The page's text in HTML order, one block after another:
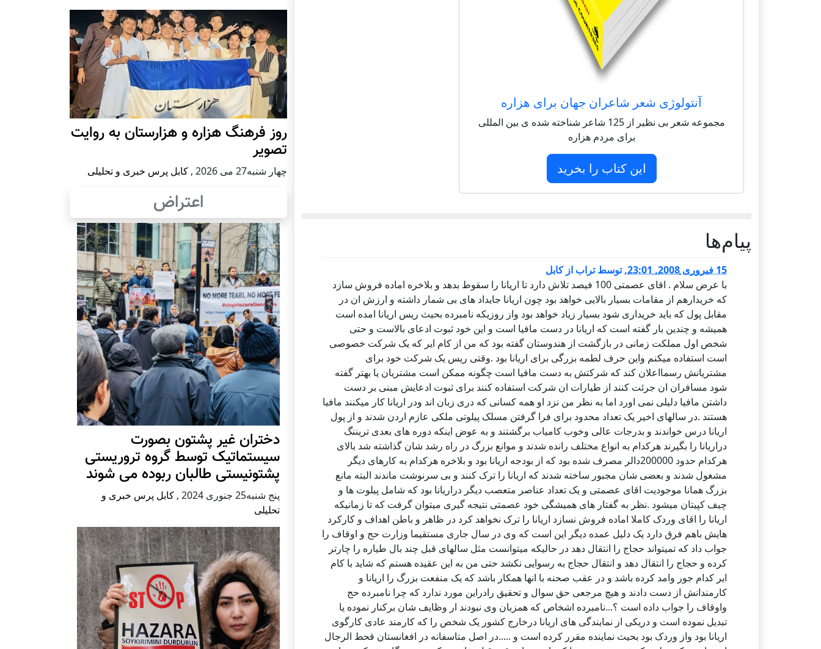
آنتولوژی شعر شاعران جهان برای هزاره
مجموعه شعر بی نظیر از 125 شاعر شناخته شده ی بین المللی
برای مردم هزاره
این کتاب را بخرید
پيام‌ها
15 فبروری 2008, 23:01 ,توسطتراب از کابل
با عرض سلام . اقای عصمتی 100 فیصد تلاش دارد تا اریانا را سقوط بدهد و بلاخره اماده فروش سازد
که خریدارهم از مقامات بسیار بالایی خواهد بود چون اریانا جایداد های بی شمار داشته و ارزش ان در
مقابل پول که باید خریداری شود بسیار زیاد خواهد بود واز روزیکه نامبرده بحیث ریس اریانا امده است
همیشه و چندین بار گفته است که اریانا در دست مافیا است و این خود ثبوت ادعای بالاست و حتی
شخص اول مملکت زمانی در بازگشت از هندوستان گفته بود که من از کام ایر که یک شرکت خصوصی
است استفاده میکنم واین حرف لطمه بزرگی برای اریانا بود .وقتی ریس یک شرکت خود برای
مشتریانش رسمااعلان کند که شرکتش به دست مافیا است چگونه ممکن است مشتریان یا بهتر گفته
شود مسافران ان جرئت کنند از طیارات ان شرکت استفاده کنند برای ثبوت ادعایش مبنی بر دست
داشتن مافیا دلیلی نمی اورد اما به نظر من نزد او همه کسانی که دری زبان اند ودر اریانا کار میکنند مافیا
هستند .در سالهای اخیر یک تعداد محدود برای فرا گرفتن مسلک پیلوتی ملکی عازم اردن شدند و از پول
اریانا درس خواندند و بدرجات عالی وخوب کامیاب برگشتند و به عوض اینکه دوره های بعدی تریننگ
دراریانا را بگیرند هرکدام به انواع مختلف رانده شدند و موانع بزرگ در راه رشد شان گذاشته شد بالای
هرکدام حدود 200000دالر مصرف شده بود که از بودجه اریانا بود و بلاخره هرکدام به کارهای دیگر
مشغول شدند و بعضی شان مجبور ساخته شدند که اریانا را ترک کنند و بی سرنوشت ماندند البته مانع
بزرگ همانا موجودیت اقای عصمتی و یک تعداد عناصر متعصب دیگر دراریانا بود که شامل پیلوت ها و
چیف کپیتان میشود .نظر به گفتار های همیشگی خود عصمتی نتیجه گیری میتوان گرفت که تا زمانیکه
اریانا را اقای وردک کاملا اماده فروش نسازد اریانا را ترک نخواهد کرد در ظاهر و باطن اهداف و کارکرد
هایش باهم فرق دارد یک دلیل عمده دیگر این است که وی در سال جاری مستقیما وزارت حج و اوقاف را
جواب داد که تمیتواند حجاج را انتقال دهد در حالیکه میتوانست مثل سالهای قبل چند بال طیاره را چارتر
کرده و حجاج را انتقال دهد و انتقال حجاج به رسوایی نکشد حتی من به این عقیده هستم که شاید با کام
ایر کدام جور وامد کرده باشد و در عقب صحنه با انها همکار باشد که یک منفعت بزرگ را اریانا و
کارمندانش از دست دادند و هیچ مرجعی حق سوال و تحقیق رادراین مورد ندارد که چرا نامبرده حج
واوقاف را جواب داده است ؟...نامبرده اشخاص که همزبان وی نبودند ار وظایف شان برکنار نموده یا
تبدیل نموده است و دریکی از نمایندگی های اریانا درخارج کشور یک شخص را که کارمند عادی کارگوی
اریانا بود واز وردک بود بحیث نماینده مقرر کرده است و .....در اصل متاسفانه در افغانستان قحط الرجال
روز فرهنگ هزاره و هزارستان به روایت
تصویر
چهار شنبه27 می 2026 , کابل پرس خبری و تحلیلی
اعتراض
دختران غیر پشتون بصورت
سیستماتیک توسط گروه تروریستی
پشتونیستی طالبان ربوده می شوند
پنج شنبه25 جنوری 2024 , کابل پرس خبری و
تحلیلی